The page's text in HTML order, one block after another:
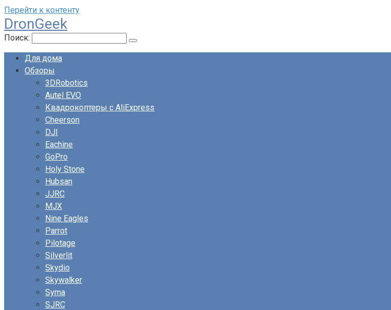
Перейти к контенту
DronGeek
Поиск:
Для дома
Обзоры
3DRobotics
Autel EVO
Квадрокоптеры с AliExpress
Cheerson
DJI
Eachine
GoPro
Holy Stone
Hubsan
JJRC
MJX
Nine Eagles
Parrot
Pilotage
Silverlit
Skydio
Skywalker
Syma
SJRC